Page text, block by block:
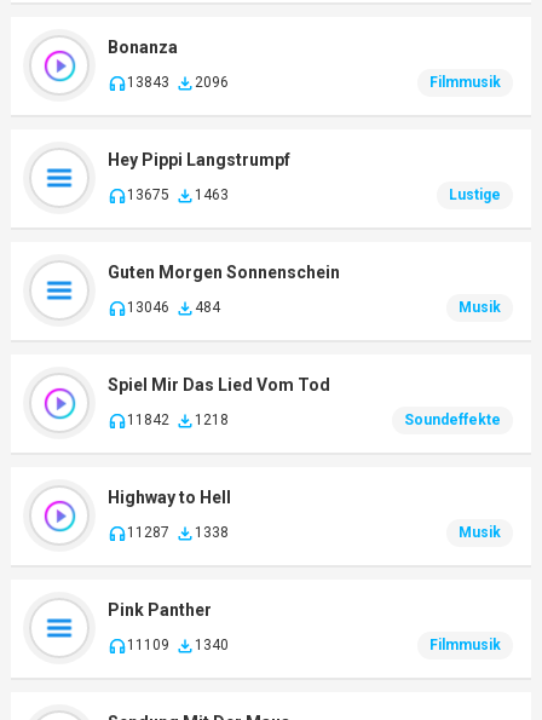
Bonanza
13843 2096 Filmmusik
Hey Pippi Langstrumpf
13675 1463 Lustige
Guten Morgen Sonnenschein
13046 484 Musik
Spiel Mir Das Lied Vom Tod
11842 1218 Soundeffekte
Highway to Hell
11287 1338 Musik
Pink Panther
11109 1340 Filmmusik